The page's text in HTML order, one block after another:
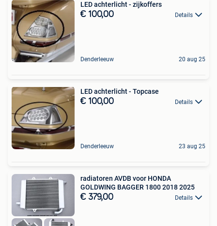
LED achterlicht - zijkoffers
€ 100,00 Details
Denderleeuw 20 aug 25
LED achterlicht - Topcase
€ 100,00 Details
Denderleeuw 23 aug 25
radiatoren AVDB voor HONDA
GOLDWING BAGGER 1800 2018 2025
€ 379,00 Details